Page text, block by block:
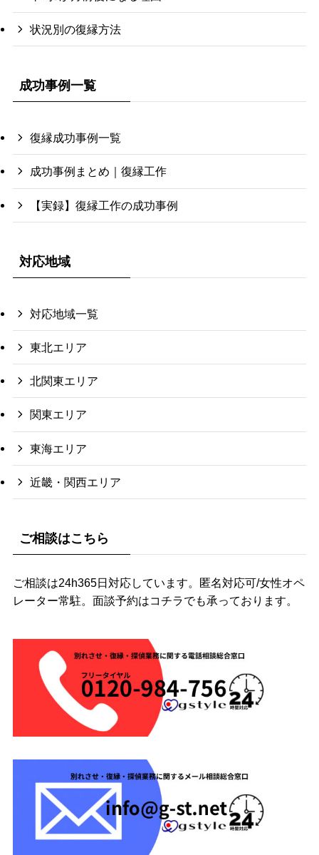
状況別の復縁方法
成功事例一覧
復縁成功事例一覧
成功事例まとめ｜復縁工作
【実録】復縁工作の成功事例
対応地域
対応地域一覧
東北エリア
北関東エリア
関東エリア
東海エリア
近畿・関西エリア
ご相談はこちら
ご相談は24h365日対応しています。匿名対応可/女性オペ
レーター常駐。面談予約はコチラでも承っております。